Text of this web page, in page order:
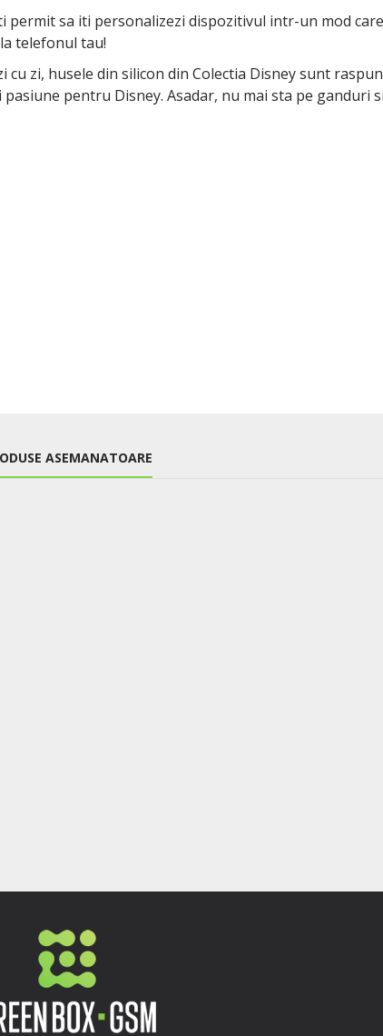
sa iti personalizezi dispozitivul intr-un mod
telefonul tau!
zi, husele din silicon din Colectia Disney sunt
pentru Disney. Asadar, nu mai sta pe ganduri
ASEMANATOARE